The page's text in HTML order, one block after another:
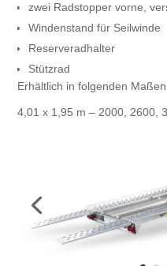
zwei Radstopper vorne,
Windenstand für Seilwinde
Reserveradhalter
Stützrad
Erhältlich in folgenden
4,01 x 1,95 m – 2000, 2600,